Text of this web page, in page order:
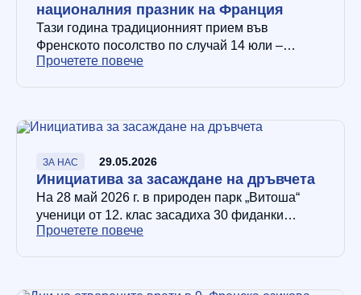
националния празник на Франция
Тази година традиционният прием във
Френското посолство по случай 14 юли –
националния празник на Франция, събра в
Прочетете повече
ЗА НАС 29.05.2026
Инициатива за засаждане на дръвчета
На 28 май 2026 г. в природен парк „Витоша“
ученици от 12. клас засадиха 30 фиданки
смърч. През следващите пет години те ще се
Прочетете повече